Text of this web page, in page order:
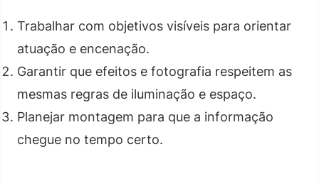
Trabalhar com objetivos visíveis para orientar
atuação e encenação.
Garantir que efeitos e fotografia respeitem as
mesmas regras de iluminação e espaço.
Planejar montagem para que a informação
chegue no tempo certo.